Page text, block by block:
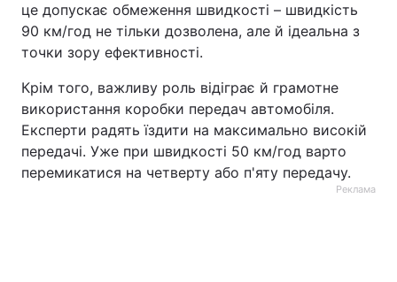
це допускає обмеження швидкості – швидкість
90 км/год не тільки дозволена, але й ідеальна з
точки зору ефективності.
Крім того, важливу роль відіграє й грамотне
використання коробки передач автомобіля.
Експерти радять їздити на максимально високій
передачі. Уже при швидкості 50 км/год варто
перемикатися на четверту або п'яту передачу.
Реклама